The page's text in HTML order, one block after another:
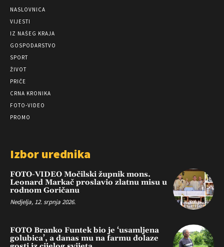
NASLOVNICA
VIJESTI
IZ NAŠEG KRAJA
GOSPODARSTVO
SPORT
ŽIVOT
PRIČE
CRNA KRONIKA
FOTO-VIDEO
PROMO
Izbor urednika
FOTO-VIDEO Močilski župnik mons.
Leonard Markač proslavio zlatnu misu u
rodnom Goričanu
Nedjelja, 12. srpnja 2026.
FOTO Branko Funtek bio je ‘usamljena
golubica’, a danas mu na farmu dolaze